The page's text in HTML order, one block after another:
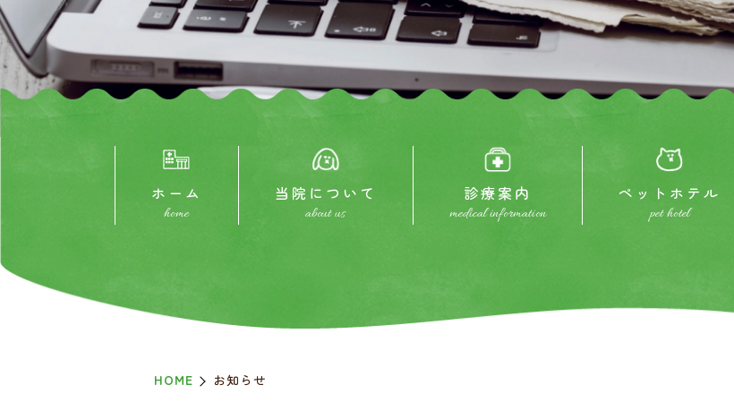
ホーム
home
当院について
about us
診療案内
medical information
ペットホテル
pet hotel
HOME お知らせ